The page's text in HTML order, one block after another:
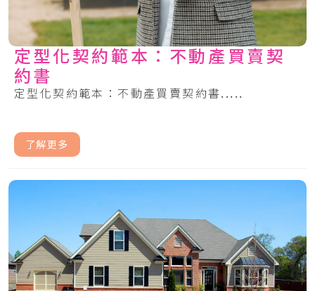
定型化契約範本：不動產買賣契
約書
定型化契約範本：不動產買賣契約書.....
了解更多